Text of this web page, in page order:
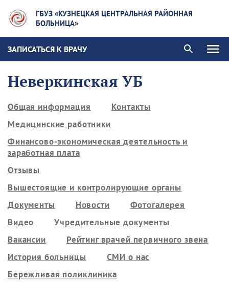
ГБУЗ «КУЗНЕЦКАЯ ЦЕНТРАЛЬНАЯ РАЙОННАЯ
БОЛЬНИЦА»
ЗАПИСАТЬСЯ К ВРАЧУ
Неверкинская УБ
Общая информация
Контакты
Медицинские работники
Финансово-экономическая деятельность и
заработная плата
Отзывы
Вышестоящие и контролирующие органы
Документы
Новости
Фотогалерея
Видео
Учредительные документы
Вакансии
Рейтинг врачей первичного звена
История больницы
СМИ о нас
Бережливая поликлиника